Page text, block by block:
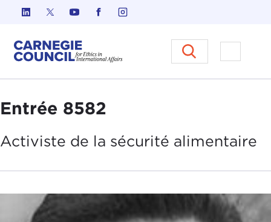
Skip to content
Carnegie Council sur
Ouvrir
Entrée 8582
Activiste de la sécurité alimentaire